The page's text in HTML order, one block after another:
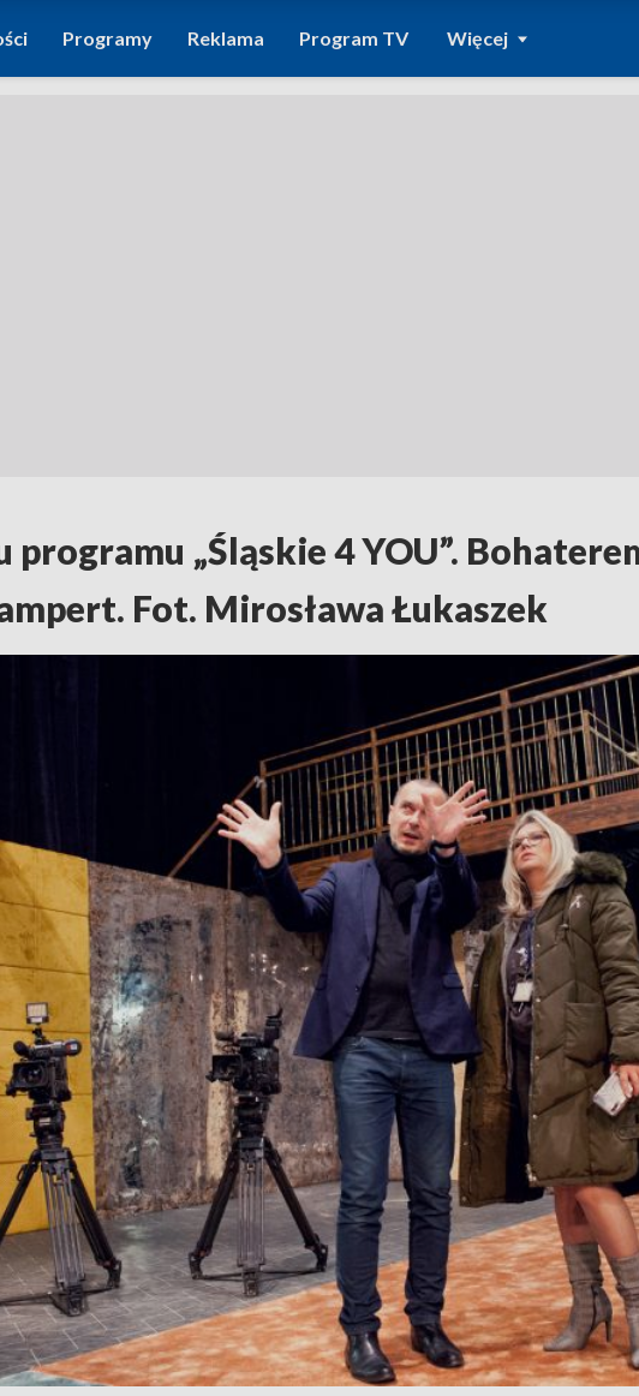
Programy Reklama Program TV Więcej
programu „Śląskie 4 YOU”.
Fot. Mirosława Łukaszek